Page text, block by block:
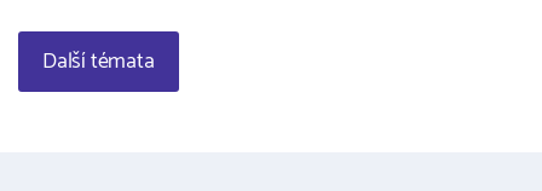
Další témata